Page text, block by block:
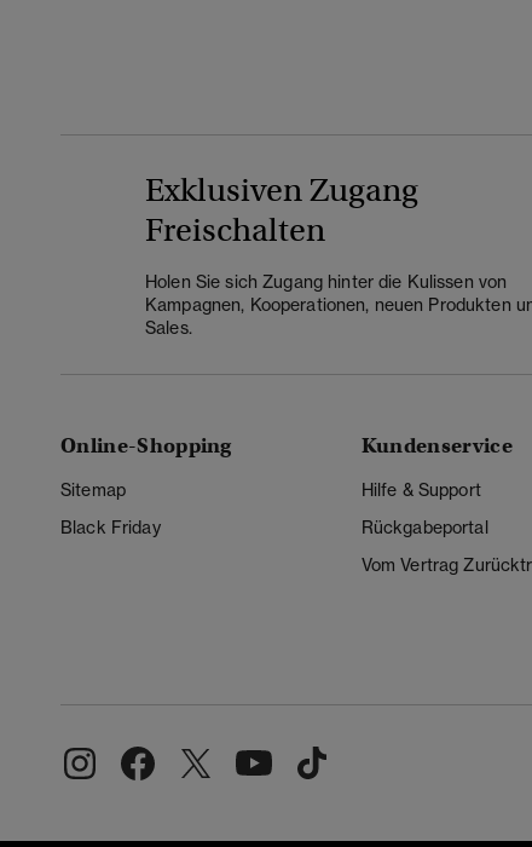
Exklusiven Zugang
Freischalten
Holen Sie sich Zugang hinter die Kulissen von
Kampagnen, Kooperationen, neuen Produkten
Sales.
Online-Shopping
Sitemap
Black Friday
Kundenservice
Hilfe & Support
Rückgabeportal
Vom Vertrag